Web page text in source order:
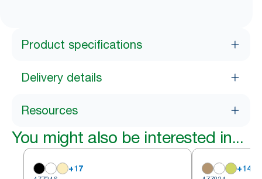
Product specifications
Delivery details
Resources
You might also be interested in...
+17 +14